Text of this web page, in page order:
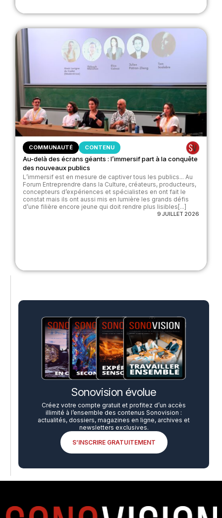
COMMUNAUTÉ CONTENU
Au-delà des écrans géants : l’immersif part à la conquête
des nouveaux publics
L’immersif est en mesure de captiver tous les publics... Au
Forum Entreprendre dans la Culture, créateurs, producteurs,
concepteurs d’expériences et spécialistes en ont fait le
constat mais ils ont aussi mis en lumière les grands défis
d’une filière encore jeune qui doit rendre plus lisibles[...]
9 JUILLET 2026
Sonovision évolue
Créez votre compte gratuit et profitez d’un accès
illimité à l’ensemble des contenus Sonovision :
actualités, dossiers, magazines en ligne, archives et
newsletters exclusives.
S’INSCRIRE GRATUITEMENT